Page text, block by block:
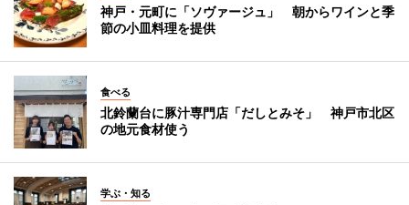
神戸・元町に「ソヴァージュ」 朝からワインと季
節の小皿料理を提供
食べる
北鈴蘭台に豚汁専門店「だしとみそ」 神戸市北区
の地元食材使う
学ぶ・知る